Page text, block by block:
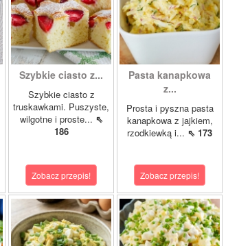
Szybkie ciasto z...
Szybkie ciasto z
truskawkami. Puszyste,
wilgotne i proste... ⇖
186
Zobacz przepis!
Pasta kanapkowa
z...
Prosta i pyszna pasta
kanapkowa z jajkiem,
rzodkiewką i... ⇖ 173
Zobacz przepis!